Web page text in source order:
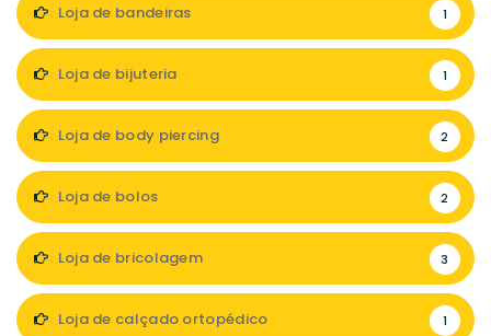
Loja de bandeiras 1
Loja de bijuteria 1
Loja de body piercing 2
Loja de bolos 2
Loja de bricolagem 3
Loja de calçado ortopédico 1